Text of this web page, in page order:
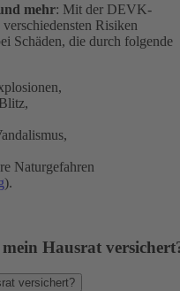
mehr: Mit der DEVK-
Risiken
Schäden, die durch folgende
Naturgefahren
).
Hausrat
versichert?